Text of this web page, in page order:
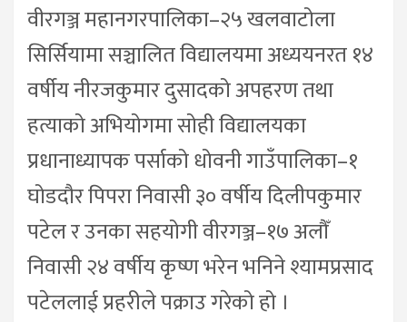
वीरगञ्ज महानगरपालिका–२५ खलवाटोला
सिर्सियामा सञ्चालित विद्यालयमा अध्ययनरत १४
वर्षीय नीरजकुमार दुसादको अपहरण तथा
हत्याको अभियोगमा सोही विद्यालयका
प्रधानाध्यापक पर्साको धोवनी गाउँपालिका–१
घोडदौर पिपरा निवासी ३० वर्षीय दिलीपकुमार
पटेल र उनका सहयोगी वीरगञ्ज–१७ अलौँ
निवासी २४ वर्षीय कृष्ण भरेन भनिने श्यामप्रसाद
पटेललाई प्रहरीले पक्राउ गरेको हो ।